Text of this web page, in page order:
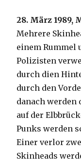
28. März 1989,
Mehrere
einem Rummel
Polizisten
durch dien
durch den
danach werden
auf der
Punks werden
Einer verlor
Skinheads